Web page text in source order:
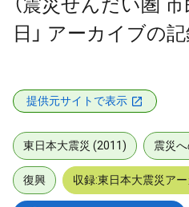
（震災せんだい圏
日」 アーカイブの記
提供元サイトで表示
東日本大震災 (2011) 震災へ
復興 収録:東日本大震災ア